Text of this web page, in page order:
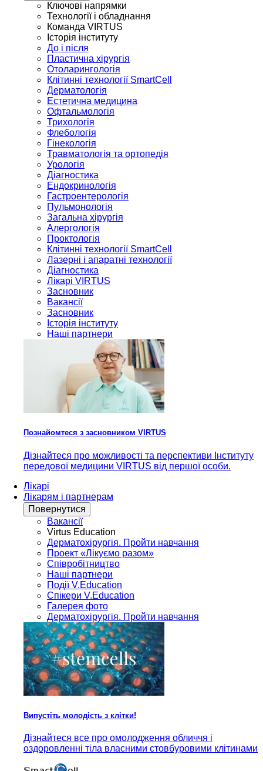
Ключові напрямки
Технології і обладнання
Команда VIRTUS
Історія інституту
До і після
Пластична хірургія
Отоларингологія
Клітинні технології SmartCell
Дерматологія
Естетична медицина
Офтальмологія
Трихологія
Флебологія
Гінекологія
Травматологія та ортопедія
Урологія
Діагностика
Ендокринологія
Гастроентерологія
Пульмонологія
Загальна хірургія
Алергологія
Проктологія
Клітинні технології SmartCell
Лазерні і апаратні технології
Діагностика
Лікарі VIRTUS
Засновник
Вакансії
Засновник
Історія інституту
Наші партнери
Познайомтеся з засновником VIRTUS
Дізнайтеся про можливості та перспективи Інституту
передової медицини VIRTUS від першої особи.
Лікарі
Лікарям і партнерам
Повернутися
Вакансії
Virtus Education
Дерматохірургія. Пройти навчання
Проект «Лікуємо разом»
Співробітництво
Наші партнери
Події V.Education
Спікери V.Education
Галерея фото
Дерматохірургія. Пройти навчання
Випустіть молодість з клітки!
Дізнайтеся все про омолодження обличчя і
оздоровленні тіла власними стовбуровими клітинами